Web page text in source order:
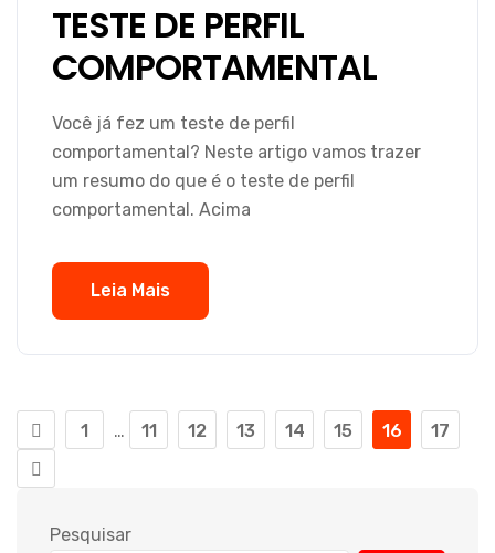
TESTE DE PERFIL
COMPORTAMENTAL
Você já fez um teste de perfil
comportamental? Neste artigo vamos trazer
um resumo do que é o teste de perfil
comportamental. Acima
Leia Mais
1 … 11 12 13 14 15 16 17
Pesquisar